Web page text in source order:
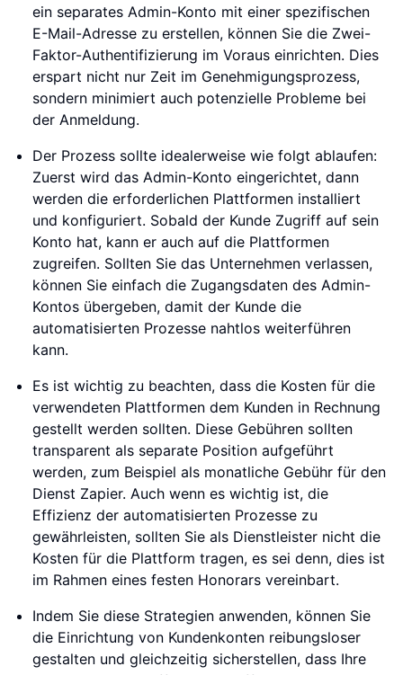
ein separates Admin-Konto mit einer spezifischen
E-Mail-Adresse zu erstellen, können Sie die Zwei-
Faktor-Authentifizierung im Voraus einrichten. Dies
erspart nicht nur Zeit im Genehmigungsprozess,
sondern minimiert auch potenzielle Probleme bei
der Anmeldung.
Der Prozess sollte idealerweise wie folgt ablaufen:
Zuerst wird das Admin-Konto eingerichtet, dann
werden die erforderlichen Plattformen installiert
und konfiguriert. Sobald der Kunde Zugriff auf sein
Konto hat, kann er auch auf die Plattformen
zugreifen. Sollten Sie das Unternehmen verlassen,
können Sie einfach die Zugangsdaten des Admin-
Kontos übergeben, damit der Kunde die
automatisierten Prozesse nahtlos weiterführen
kann.
Es ist wichtig zu beachten, dass die Kosten für die
verwendeten Plattformen dem Kunden in Rechnung
gestellt werden sollten. Diese Gebühren sollten
transparent als separate Position aufgeführt
werden, zum Beispiel als monatliche Gebühr für den
Dienst Zapier. Auch wenn es wichtig ist, die
Effizienz der automatisierten Prozesse zu
gewährleisten, sollten Sie als Dienstleister nicht die
Kosten für die Plattform tragen, es sei denn, dies ist
im Rahmen eines festen Honorars vereinbart.
Indem Sie diese Strategien anwenden, können Sie
die Einrichtung von Kundenkonten reibungsloser
gestalten und gleichzeitig sicherstellen, dass Ihre